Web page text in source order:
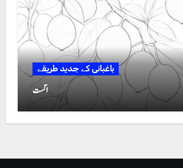
باغبانی کے جدید طریقے
اگست